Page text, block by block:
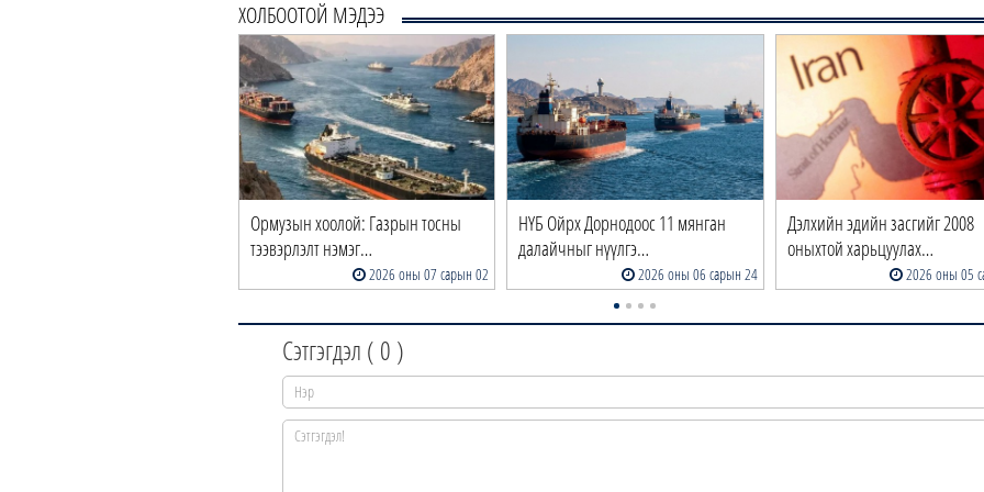
ХОЛБООТОЙ МЭДЭЭ
Ормузын хоолой: Газрын тосны
тээвэрлэлт нэмэг…
2026 оны 07 сарын 02
НҮБ Ойрх Дорнодоос 11 мянган
далайчныг нүүлгэ…
2026 оны 06 сарын 24
Дэлхийн эдийн засгийг 2008
оныхтой харьцуулах…
2026 оны 05
Сэтгэгдэл ( 0 )